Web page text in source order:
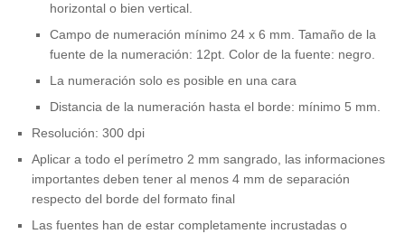
horizontal o bien vertical.
Campo de numeración mínimo 24 x 6 mm. Tamaño de la
fuente de la numeración: 12pt. Color de la fuente: negro.
La numeración solo es posible en una cara
Distancia de la numeración hasta el borde: mínimo 5 mm.
Resolución: 300 dpi
Aplicar a todo el perímetro 2 mm sangrado, las informaciones
importantes deben tener al menos 4 mm de separación
respecto del borde del formato final
Las fuentes han de estar completamente incrustadas o